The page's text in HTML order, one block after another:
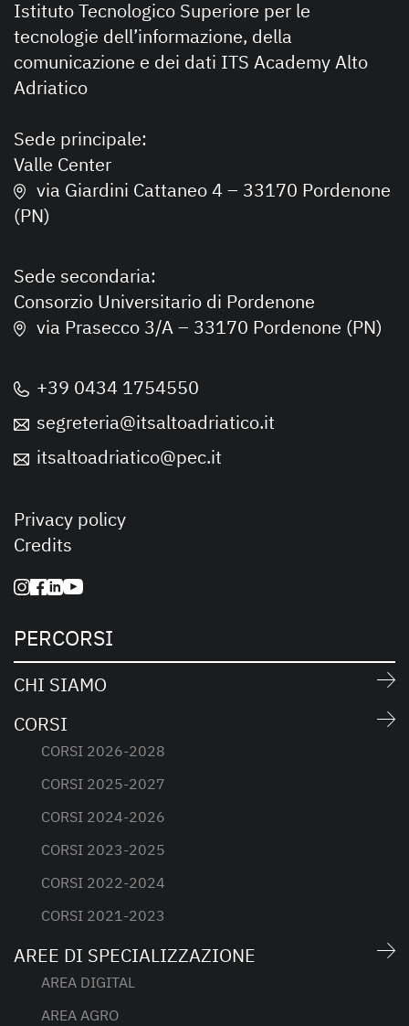
Istituto Tecnologico Superiore per le
tecnologie dell’informazione, della
comunicazione e dei dati ITS Academy Alto
Adriatico
Sede principale:
Valle Center
via Giardini Cattaneo 4 – 33170 Pordenone
(PN)
Sede secondaria:
Consorzio Universitario di Pordenone
via Prasecco 3/A – 33170 Pordenone (PN)
+39 0434 1754550
segreteria@itsaltoadriatico.it
itsaltoadriatico@pec.it
Privacy policy
Credits
PERCORSI
CHI SIAMO
CORSI
CORSI 2026-2028
CORSI 2025-2027
CORSI 2024-2026
CORSI 2023-2025
CORSI 2022-2024
CORSI 2021-2023
AREE DI SPECIALIZZAZIONE
AREA DIGITAL
AREA AGRO